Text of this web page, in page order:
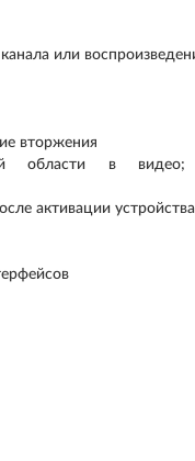
или
вторжения
области в видео;
активации устройства